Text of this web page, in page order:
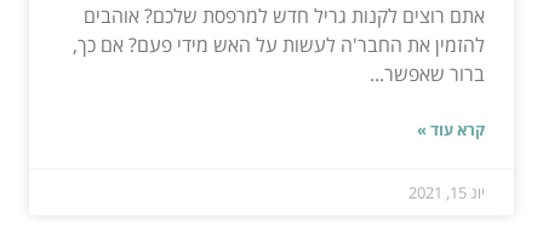
אתם רוצים לקנות גריל חדש למרפסת שלכם? אוהבים
להזמין את החבר'ה לעשות על האש מידי פעם? אם כך,
ברור שאפשר...
קרא עוד »
יונ 15, 2021